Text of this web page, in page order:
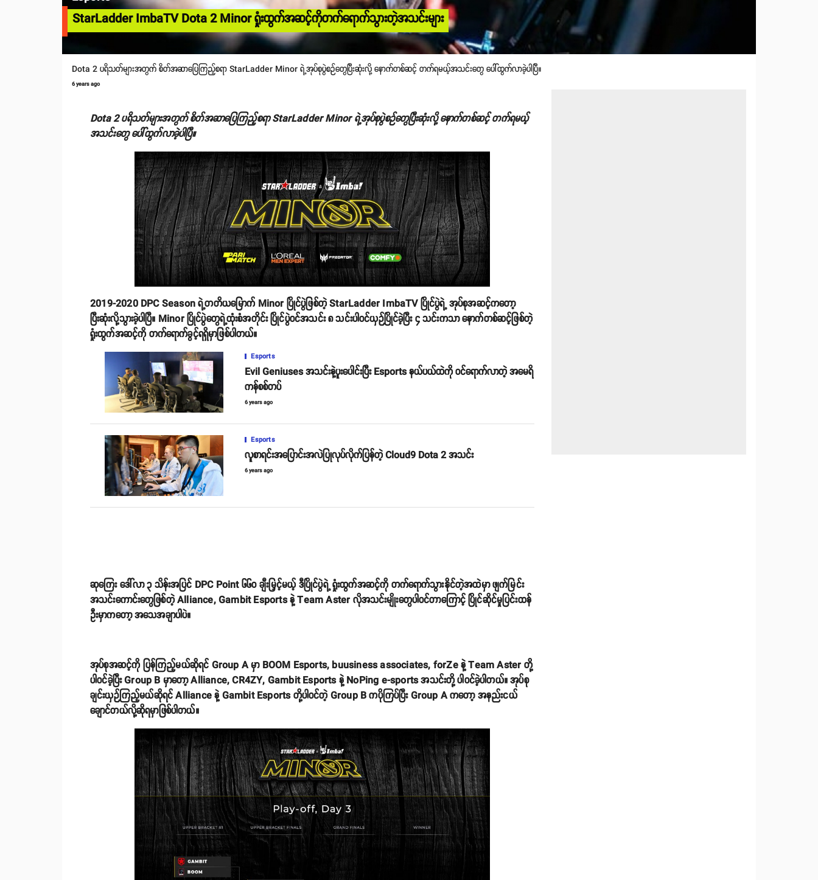
StarLadder ImbaTV Dota 2 Minor ရှုံးထွက်အဆင့်ကိုတက်ရောက်သွားတဲ့အသင်းများ
Dota 2 ပရိသတ်များအတွက် စိတ်အဆာပြေကြည့်စရာ StarLadder Minor ရဲ့အုပ်စုပွဲစဉ်တွေပြီးဆုံးလို့ နောက်တစ်ဆင့် တက်ရမယ့်အသင်းတွေ ပေါ်ထွက်လာခဲ့ပါပြီ။
6 years ago
Dota 2 ပရိသတ်များအတွက် စိတ်အဆာပြေကြည့်စရာ StarLadder Minor ရဲ့အုပ်စုပွဲစဉ်တွေပြီးဆုံးလို့ နောက်တစ်ဆင့် တက်ရမယ့်
အသင်းတွေ ပေါ်ထွက်လာခဲ့ပါပြီ။
2019-2020 DPC Season ရဲ့တတိယမြောက် Minor ပြိုင်ပွဲဖြစ်တဲ့ StarLadder ImbaTV ပြိုင်ပွဲရဲ့ အုပ်စုအဆင့်ကတော့
ပြီးဆုံးလို့သွားခဲ့ပါပြီ။ Minor ပြိုင်ပွဲတွေရဲ့ထုံးစံအတိုင်း ပြိုင်ပွဲဝင်အသင်း ၈ သင်းပါဝင်ယှဉ်ပြိုင်ခဲ့ပြီး ၄ သင်းကသာ နောက်တစ်ဆင့်ဖြစ်တဲ့
ရှုံးထွက်အဆင့်ကို တက်ရောက်ခွင့်ရရှိမှာဖြစ်ပါတယ်။
Esports
Evil Geniuses အသင်းနဲ့ပူးပေါင်းပြီး Esports နယ်ပယ်ထဲကို ဝင်ရောက်လာတဲ့ အမေရိ
ကန်စစ်တပ်
6 years ago
Esports
လူစာရင်းအပြောင်းအလဲပြုလုပ်လိုက်ပြန်တဲ့ Cloud9 Dota 2 အသင်း
6 years ago
ဆုကြေး ဒေါ်လာ ၃ သိန်းအပြင် DPC Point ၆၆၀ ချီးမြှင့်မယ့် ဒီပြိုင်ပွဲရဲ့ ရှုံးထွက်အဆင့်ကို တက်ရောက်သွားနိုင်တဲ့အထဲမှာ ဖျက်မြင်း
အသင်းကောင်းတွေဖြစ်တဲ့ Alliance, Gambit Esports နဲ့ Team Aster လိုအသင်းမျိုးတွေပါဝင်တာကြောင့် ပြိုင်ဆိုင်မှုပြင်းထန်
ဦးမှာကတော့ အသေအချာပါပဲ။
အုပ်စုအဆင့်ကို ပြန်ကြည့်မယ်ဆိုရင် Group A မှာ BOOM Esports, buusiness associates, forZe နဲ့ Team Aster တို့
ပါဝင်ခဲ့ပြီး Group B မှာတော့ Alliance, CR4ZY, Gambit Esports နဲ့ NoPing e-sports အသင်းတို့ ပါဝင်ခဲ့ပါတယ်။ အုပ်စု
ချင်းယှဉ်ကြည့်မယ်ဆိုရင် Alliance နဲ့ Gambit Esports တို့ပါဝင်တဲ့ Group B ကပိုကြပ်ပြီး Group A ကတော့ အနည်းငယ်
ချောင်တယ်လို့ဆိုရမှာဖြစ်ပါတယ်။